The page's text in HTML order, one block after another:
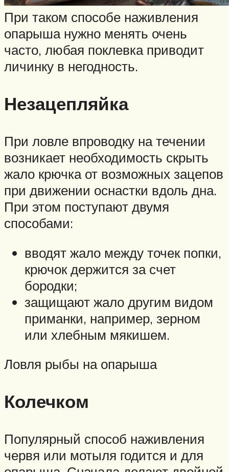
При таком способе наживления
опарыша нужно менять очень
часто, любая поклевка приводит
личинку в негодность.
Незацепляйка
При ловле впроводку на течении
возникает необходимость скрыть
жало крючка от возможных зацепов
при движении оснастки вдоль дна.
При этом поступают двумя
способами:
вводят жало между точек попки,
крючок держится за счет
бородки;
защищают жало другим видом
приманки, например, зерном
или хлебным мякишем.
Ловля рыбы на опарыша
Колечком
Популярный способ наживления
червя или мотыля годится и для